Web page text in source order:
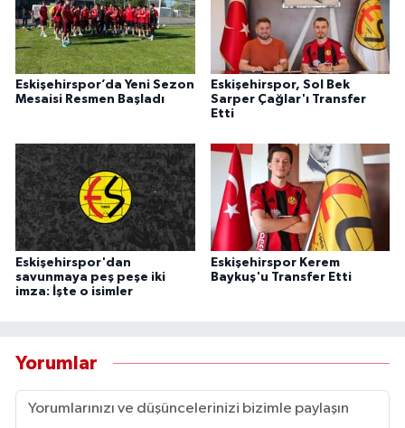
Eskişehirspor’da Yeni Sezon
Mesaisi Resmen Başladı
Eskişehirspor, Sol Bek
Sarper Çağlar'ı Transfer
Etti
Eskişehirspor'dan
savunmaya peş peşe iki
imza: İşte o isimler
Eskişehirspor Kerem
Baykuş'u Transfer Etti
Yorumlar